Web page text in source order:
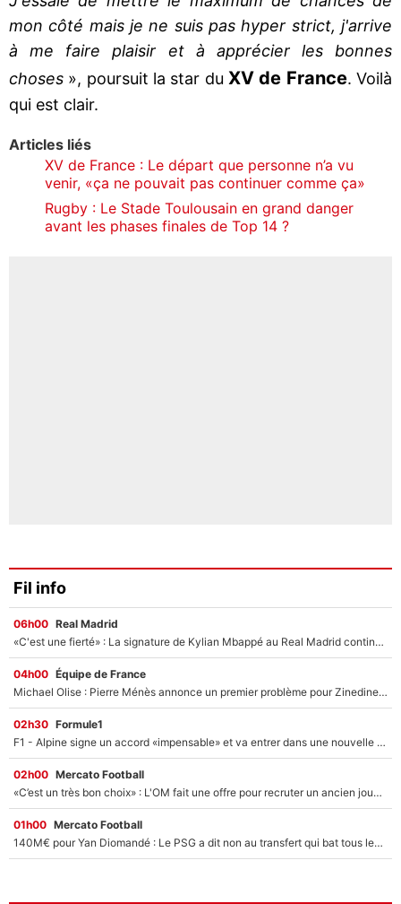
mon côté mais je ne suis pas hyper strict, j'arrive
à me faire plaisir et à apprécier les bonnes
choses », poursuit la star duXV de France. Voilà
qui est clair.
Articles liés
XV de France : Le départ que personne n’a vu
venir, «ça ne pouvait pas continuer comme ça»
Rugby : Le Stade Toulousain en grand danger
avant les phases finales de Top 14 ?
Fil info
06h00 Real Madrid
«C'est une fierté» : La signature de Kylian Mbappé au Real Madrid continue de régaler l'Espagne
04h00 Équipe de France
Michael Olise : Pierre Ménès annonce un premier problème pour Zinedine Zidane en équipe de France
02h30 Formule1
F1 - Alpine signe un accord «impensable» et va entrer dans une nouvelle dimension : Grande nouvelle pour Pierre Gasly !
02h00 Mercato Football
«C’est un très bon choix» : L'OM fait une offre pour recruter un ancien joueur du PSG... et c'est validé dans l'After Foot !
01h00 Mercato Football
140M€ pour Yan Diomandé : Le PSG a dit non au transfert qui bat tous les records sur le mercato